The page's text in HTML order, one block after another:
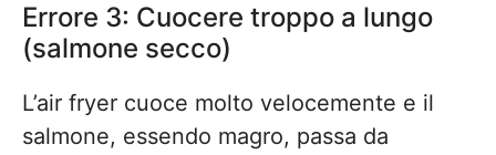
Errore 3: Cuocere troppo a lungo
(salmone secco)
L’air fryer cuoce molto velocemente e il
salmone, essendo magro, passa da